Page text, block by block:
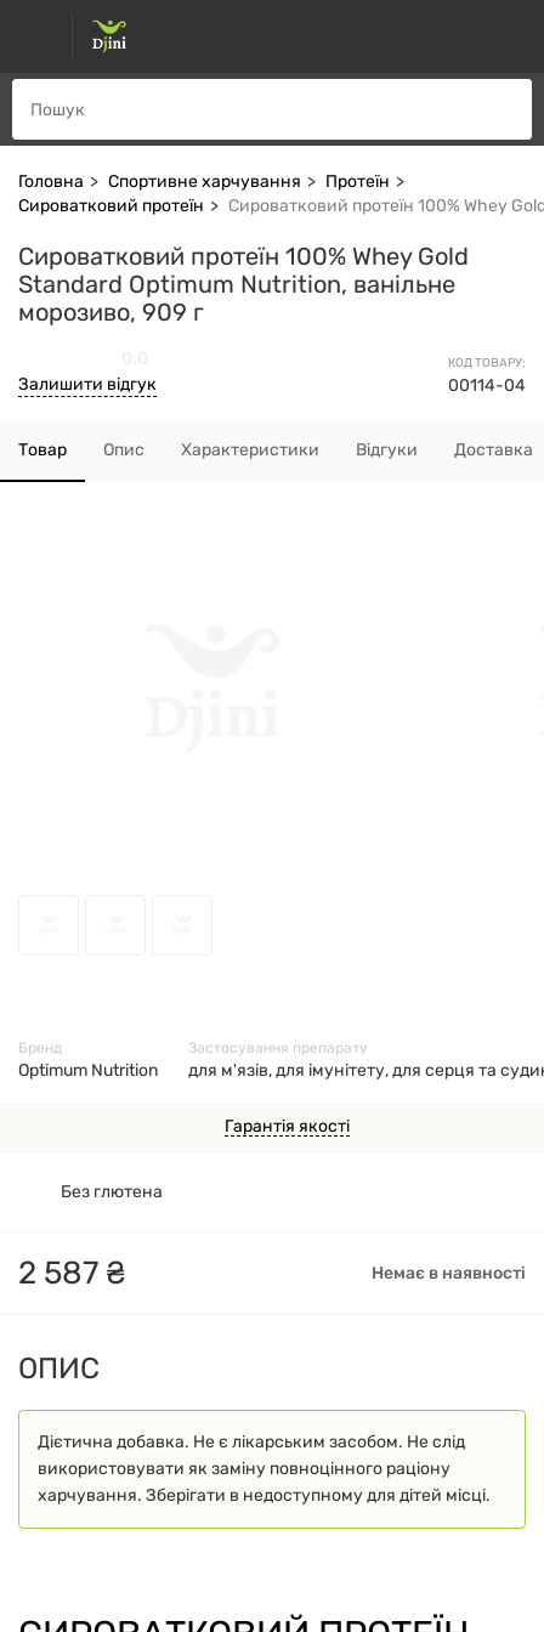
Головна Спортивне харчування
Протеїн
Сироватковий протеїн
Сироватковий протеїн 100% Whey
Сироватковий протеїн 100% Whey Gold
Standard Optimum Nutrition, ванільне
морозиво, 909 г
КОД ТОВАРУ:
00114-04
Залишити відгук
Товар Опис Характеристики Відгуки Доставка
Гарантія якості
2 587 ₴ Немає в наявності
Без глютена
Бренд
Optimum Nutrition
Застосування препарату
для м'язів, для імунітету, для серця та
ОПИС
Дієтична добавка. Не є лікарським засобом. Не слід
використовувати як заміну повноцінного раціону
харчування. Зберігати в недоступному для дітей місці.